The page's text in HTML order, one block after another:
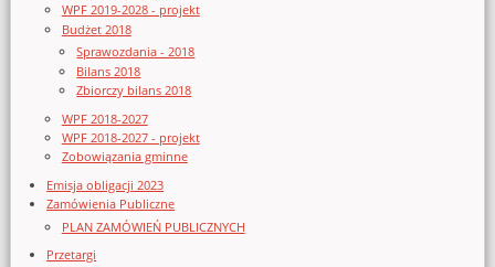
WPF 2019-2028 - projekt
Budżet 2018
Sprawozdania - 2018
Bilans 2018
Zbiorczy bilans 2018
WPF 2018-2027
WPF 2018-2027 - projekt
Zobowiązania gminne
Emisja obligacji 2023
Zamówienia Publiczne
PLAN ZAMÓWIEŃ PUBLICZNYCH
Przetargi